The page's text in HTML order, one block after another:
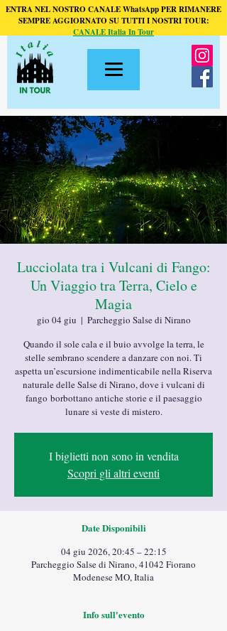
ENTRA NEL NOSTRO CANALE WhatsApp PER RIMANERE
SEMPRE AGGIORNATO SU TUTTI I NOSTRI TOUR:
CANALE Italia In Tour
Lucciolata tra i Vulcani di Fango:
Un Viaggio tra Terra, Cielo e
Magia
gio 04 giu
  |
Parcheggio Salse di Nirano
Quando il sole cala e il buio avvolge la terra, le
stelle sembrano scendere a danzare con noi. Ti
aspetta un’escursione indimenticabile nella Riserva
naturale delle Salse di Nirano, dove i vulcani di
fango borbottano antiche storie e il paesaggio
lunare si veste di mistero.
I biglietti non sono in vendita
Scopri gli altri eventi
Date Disponibili
04 giu 2026, 20:45 – 22:15
Parcheggio Salse di Nirano, 41042 Fiorano
Modenese MO, Italia
Info sull'evento